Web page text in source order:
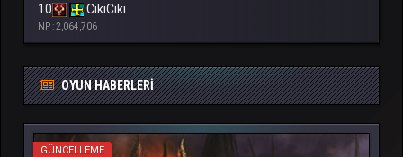
10 CikiCiki
NP : 2,064,706
OYUN HABERLERI
GÜNCELLEME